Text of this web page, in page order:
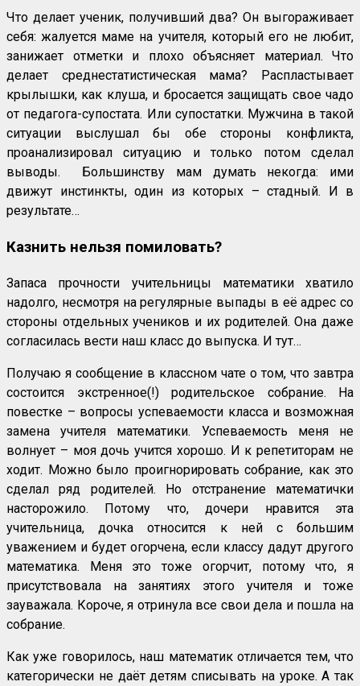
Что делает ученик, получивший два? Он выгораживает
себя: жалуется маме на учителя, который его не любит,
занижает отметки и плохо объясняет материал. Что
делает среднестатистическая мама? Распластывает
крылышки, как клуша, и бросается защищать свое чадо
от педагога-супостата. Или супостатки. Мужчина в такой
ситуации выслушал бы обе стороны конфликта,
проанализировал ситуацию и только потом сделал
выводы. Большинству мам думать некогда: ими
движут инстинкты, один из которых – стадный. И в
результате…
Казнить нельзя помиловать?
Запаса прочности учительницы математики хватило
надолго, несмотря на регулярные выпады в её адрес со
стороны отдельных учеников и их родителей. Она даже
согласилась вести наш класс до выпуска. И тут…
Получаю я сообщение в классном чате о том, что завтра
состоится экстренное(!) родительское собрание. На
повестке – вопросы успеваемости класса и возможная
замена учителя математики. Успеваемость меня не
волнует – моя дочь учится хорошо. И к репетиторам не
ходит. Можно было проигнорировать собрание, как это
сделал ряд родителей. Но отстранение математички
насторожило. Потому что, дочери нравится эта
учительница, дочка относится к ней с большим
уважением и будет огорчена, если классу дадут другого
математика. Меня это тоже огорчит, потому что, я
присутствовала на занятиях этого учителя и тоже
зауважала. Короче, я отринула все свои дела и пошла на
собрание.
Как уже говорилось, наш математик отличается тем, что
категорически не даёт детям списывать на уроке. А так